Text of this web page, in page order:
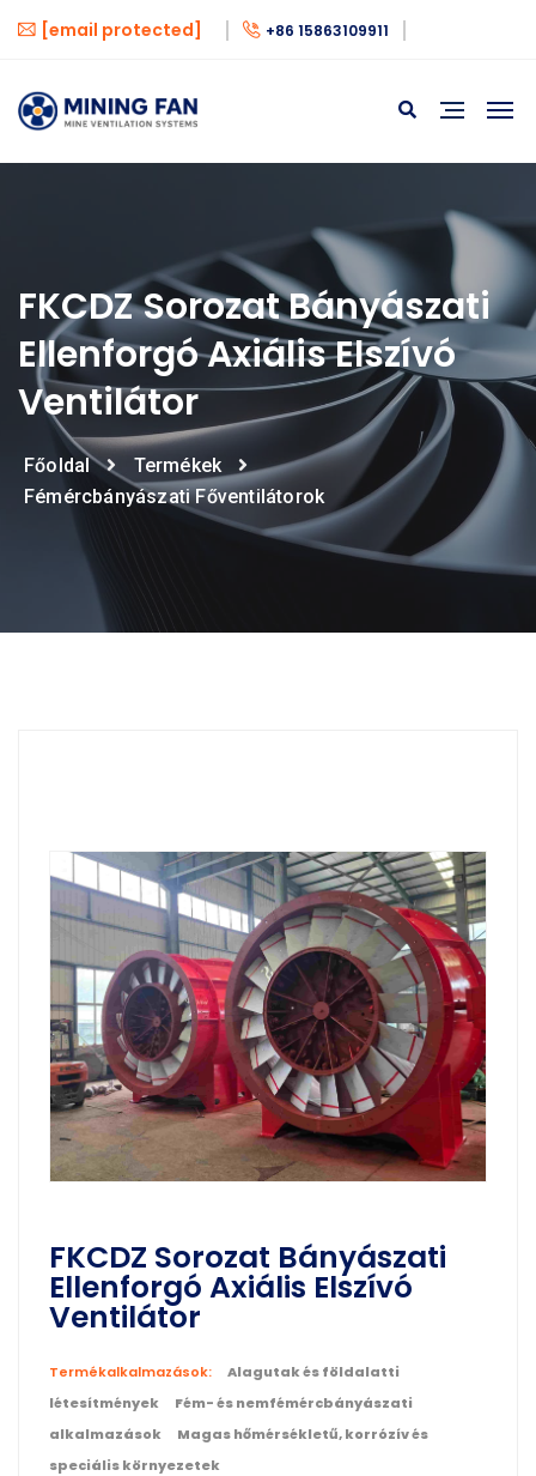
[email protected] +86 15863109911
FKCDZ Sorozat Bányászati
Ellenforgó Axiális Elszívó
Ventilátor
Főoldal
Termékek
Fémércbányászati Főventilátorok
FKCDZ Sorozat Bányászati
Ellenforgó Axiális Elszívó
Ventilátor
Termékalkalmazások:
Alagutak és földalatti
létesítmények
Fém- és nemfémércbányászati
alkalmazások
Magas hőmérsékletű, korrózív és
speciális környezetek